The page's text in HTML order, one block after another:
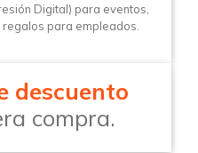
Digital) para eventos,
para empleados.
descuento
compra.